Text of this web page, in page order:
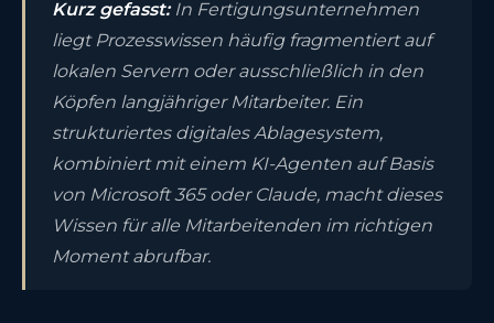
Kurz gefasst:In Fertigungsunternehmen
liegt Prozesswissen häufig fragmentiert auf
lokalen Servern oder ausschließlich in den
Köpfen langjähriger Mitarbeiter. Ein
strukturiertes digitales Ablagesystem,
kombiniert mit einem KI-Agenten auf Basis
von Microsoft 365 oder Claude, macht dieses
Wissen für alle Mitarbeitenden im richtigen
Moment abrufbar.